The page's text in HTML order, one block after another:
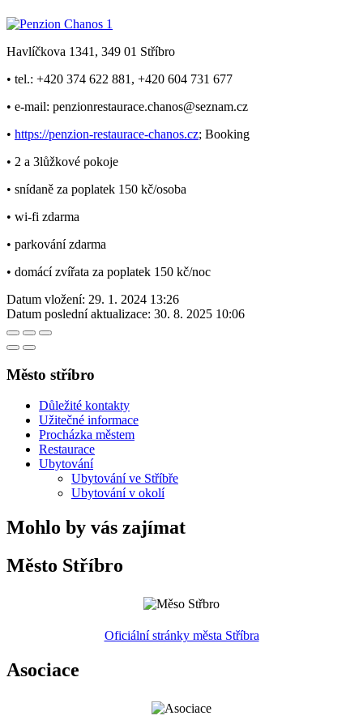
Havlíčkova 1341, 349 01 Stříbro
• tel.: +420 374 622 881, +420 604 731 677
• e-mail: penzionrestaurace.chanos@seznam.cz
• https://penzion-restaurace-chanos.cz; Booking
• 2 a 3lůžkové pokoje
• snídaně za poplatek 150 kč/osoba
• wi-fi zdarma
• parkování zdarma
• domácí zvířata za poplatek 150 kč/noc
Datum vložení: 29. 1. 2024 13:26
Datum poslední aktualizace: 30. 8. 2025 10:06
Město stříbro
Důležité kontakty
Užitečné informace
Procházka městem
Restaurace
Ubytování
Ubytování ve Stříbře
Ubytování v okolí
Mohlo by vás zajímat
Město Stříbro
Oficiální stránky města Stříbra
Asociace